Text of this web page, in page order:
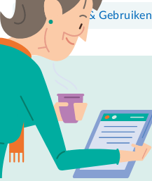
Bedienen & Gebruiken